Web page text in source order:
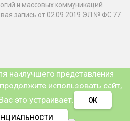
и массовых коммуникаций
запись от 02.09.2019 ЭЛ № ФС 77
наилучшего представления
использовать сайт,
это устраивает.
ОК